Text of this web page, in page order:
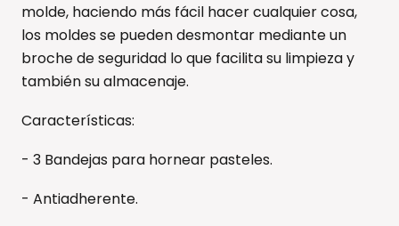
molde, haciendo más fácil hacer cualquier cosa,
los moldes se pueden desmontar mediante un
broche de seguridad lo que facilita su limpieza y
también su almacenaje.
Características:
- 3 Bandejas para hornear pasteles.
- Antiadherente.